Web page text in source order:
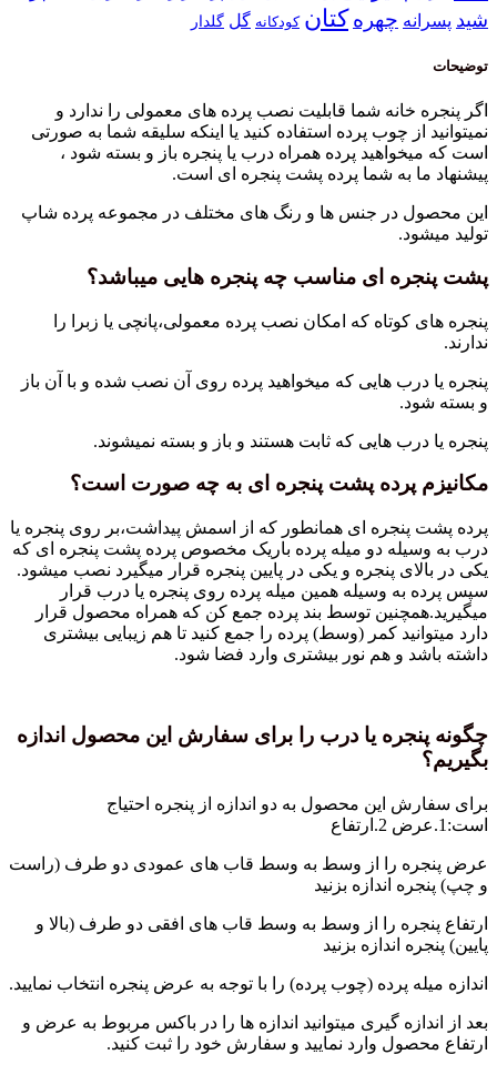
شید پسرانه چهرهکتان کودکانه گل گلدار
توضیحات
اگر پنجره خانه شما قابلیت نصب پرده های معمولی را ندارد و
نمیتوانید از چوب پرده استفاده کنید یا اینکه سلیقه شما به صورتی
است که میخواهید پرده همراه درب یا پنجره باز و بسته شود ،
پیشنهاد ما به شما پرده پشت پنجره ای است.
این محصول در جنس ها و رنگ های مختلف در مجموعه پرده شاپ
تولید میشود.
پشت پنجره ای مناسب چه پنجره هایی میباشد؟
پنجره های کوتاه که امکان نصب پرده معمولی،پانچی یا زبرا را
ندارند.
پنجره یا درب هایی که میخواهید پرده روی آن نصب شده و با آن باز
و بسته شود.
پنجره یا درب هایی که ثابت هستند و باز و بسته نمیشوند.
مکانیزم پرده پشت پنجره ای به چه صورت است؟
پرده پشت پنجره ای همانطور که از اسمش پیداشت،بر روی پنجره یا
درب به وسیله دو میله پرده باریک مخصوص پرده پشت پنجره ای که
یکی در بالای پنجره و یکی در پایین پنجره قرار میگیرد نصب میشود.
سپس پرده به وسیله همین میله پرده روی پنجره یا درب قرار
میگیرید.همچنین توسط بند پرده جمع کن که همراه محصول قرار
دارد میتوانید کمر (وسط) پرده را جمع کنید تا هم زیبایی بیشتری
داشته باشد و هم نور بیشتری وارد فضا شود.
چگونه پنجره یا درب را برای سفارش این محصول اندازه
بگیریم؟
برای سفارش این محصول به دو اندازه از پنجره احتیاج
است:1.عرض 2.ارتفاع
عرض پنجره را از وسط به وسط قاب های عمودی دو طرف (راست
و چپ) پنجره اندازه بزنید
ارتفاع پنجره را از وسط به وسط قاب های افقی دو طرف (بالا و
پایین) پنجره اندازه بزنید
اندازه میله پرده (چوب پرده) را با توجه به عرض پنجره انتخاب نمایید.
بعد از اندازه گیری میتوانید اندازه ها را در باکس مربوط به عرض و
ارتفاع محصول وارد نمایید و سفارش خود را ثبت کنید.